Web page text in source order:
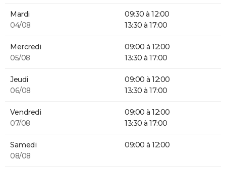
Mardi
04/08
09:30 à 12:00
13:30 à 17:00
Mercredi
05/08
09:00 à 12:00
13:30 à 17:00
Jeudi
06/08
09:00 à 12:00
13:30 à 17:00
Vendredi
07/08
09:00 à 12:00
13:30 à 17:00
Samedi
08/08
09:00 à 12:00